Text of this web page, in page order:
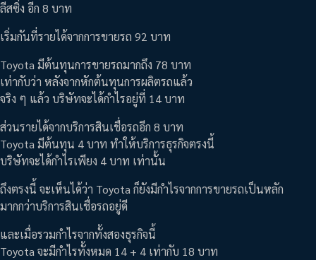
ลีสซิ่ง อีก 8 บาท
เริ่มกันที่รายได้จากการขายรถ 92 บาท
Toyota มีต้นทุนการขายรถมากถึง 78 บาท
เท่ากับว่า หลังจากหักต้นทุนการผลิตรถแล้ว
จริง ๆ แล้ว บริษัทจะได้กำไรอยู่ที่ 14 บาท
ส่วนรายได้จากบริการสินเชื่อรถอีก 8 บาท
Toyota มีต้นทุน 4 บาท ทำให้บริการธุรกิจตรงนี้
บริษัทจะได้กำไรเพียง 4 บาท เท่านั้น
ถึงตรงนี้ จะเห็นได้ว่า Toyota ก็ยังมีกำไรจากการขายรถเป็นหลัก
มากกว่าบริการสินเชื่อรถอยู่ดี
และเมื่อรวมกำไรจากทั้งสองธุรกิจนี้
Toyota จะมีกำไรทั้งหมด 14 + 4 เท่ากับ 18 บาท